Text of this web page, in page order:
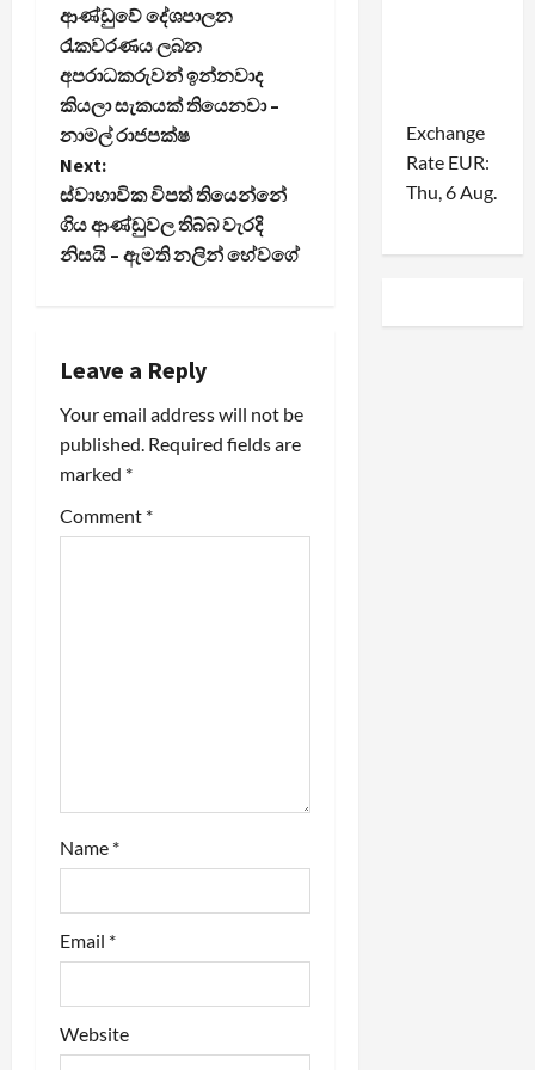
o
s
t
n
a
g
a
t
i
ආණ්ඩුවේ දේශපාලන
රැකවරණය ලබන
අපරාධකරුවන් ඉන්නවාද
කියලා සැකයක් තියෙනවා –
නාමල් රාජපක්ෂ
Next:
ස්වාභාවික විපත් තියෙන්නේ
ගිය ආණ්ඩුවල තිබ්බ වැරදි
නිසයි – ඇමති නලින් හේවගේ
Leave a Reply
Your email address will not be
published. Required fields are
marked *
Comment *
Name *
Email *
Website
Exchange
Rate EUR:
Thu, 6 Aug.